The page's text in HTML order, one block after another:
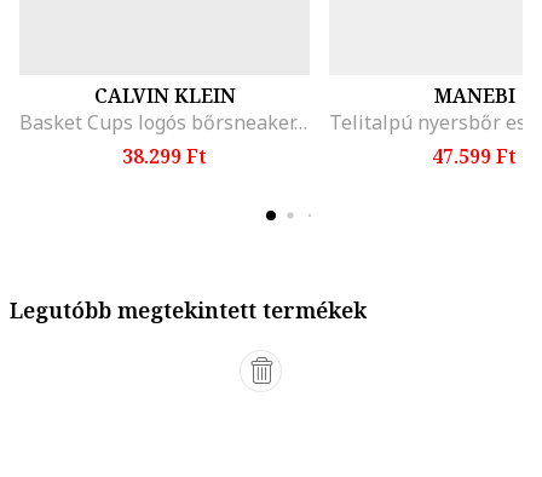
CALVIN KLEIN
Basket Cups logós bőrsneaker, Koptatott fekete
38.299 Ft
MANEBI
47.599 Ft
Legutóbb megtekintett termékek